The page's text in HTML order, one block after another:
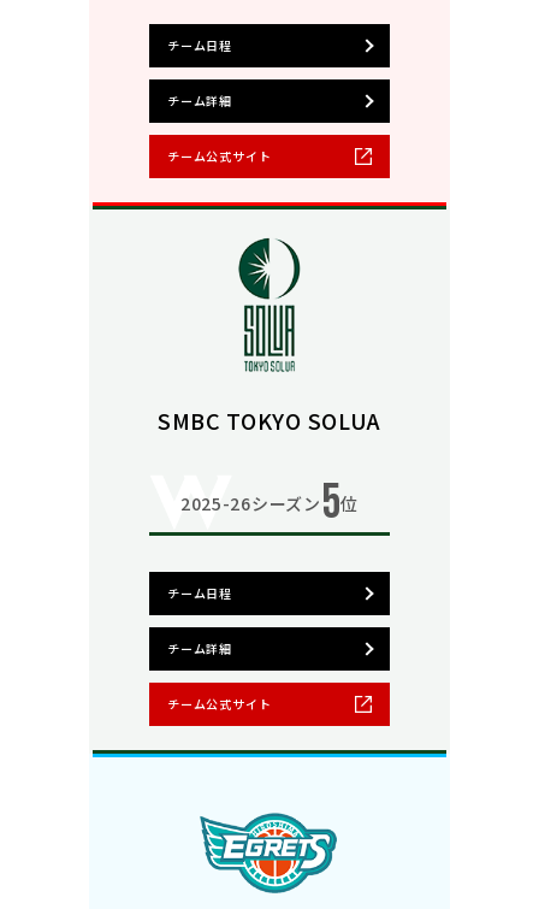
チーム日程
チーム詳細
チーム公式サイト
SMBC TOKYO SOLUA
2025-26シーズン 5位
チーム日程
チーム詳細
チーム公式サイト